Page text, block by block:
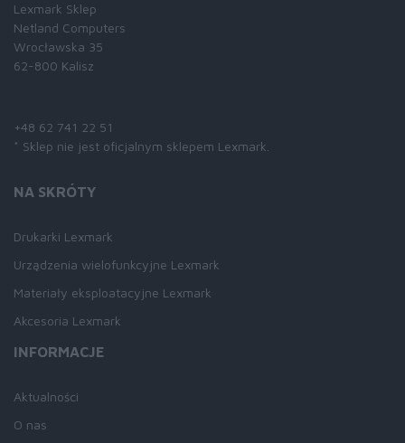
Lexmark Sklep
Netland Computers
Wrocławska 35
62-800 Kalisz
+48 62 741 22 51
* Sklep nie jest oficjalnym sklepem Lexmark.
NA SKRÓTY
Drukarki Lexmark
Urządzenia wielofunkcyjne Lexmark
Materiały eksploatacyjne Lexmark
Akcesoria Lexmark
INFORMACJE
Aktualności
O nas